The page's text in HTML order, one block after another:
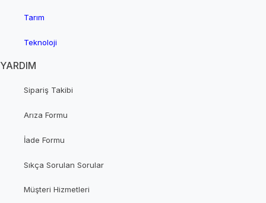
Tarım
Teknoloji
YARDIM
Sipariş Takibi
Arıza Formu
İade Formu
Sıkça Sorulan Sorular
Müşteri Hizmetleri